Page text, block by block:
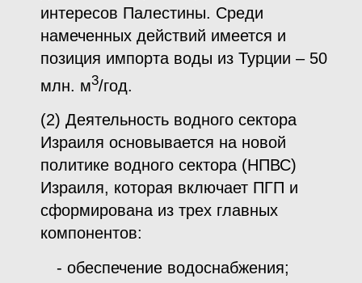
интересов Палестины. Среди
намеченных действий имеется и
позиция импорта воды из Турции – 50
млн. м3/год.
(2) Деятельность водного сектора
Израиля основывается на новой
политике водного сектора (НПВС)
Израиля, которая включает ПГП и
сформирована из трех главных
компонентов:
- обеспечение водоснабжения;